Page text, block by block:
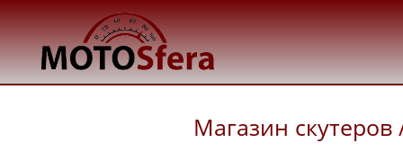
Магазин скутеров